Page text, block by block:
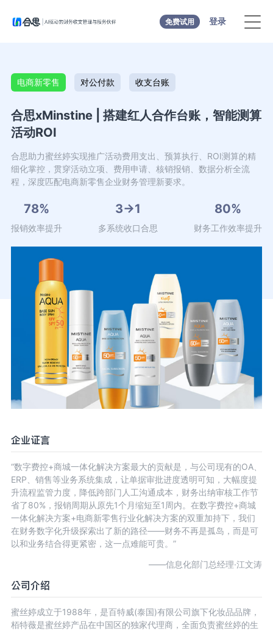
免费试用 登录
电商新零售 对公付款 收支台账
合思xMinstine | 搭建红人合作台账，智能测算
活动ROI
合思助力蜜丝婷实现推广活动费用支出、预算执行、ROI测算的精
细化掌控，贯穿活动立项、费用申请、核销报销、数据分析全流
程，深度匹配电商新零售企业财务管理新要求。
78%
报销效率提升
3→1
多系统收口合思
80%
财务工作效率提升
企业证言
“数字费控+商城一体化解决方案最大的贡献是，与公司现有的OA、
ERP、销售等业务系统集成，让单据审批进度透明可知，大幅度提
升流程监管力度，降低跨部门人工沟通成本，财务出纳审核工作节
省了80%，报销周期从原先1个月缩短至1周内。在数字费控+商城
一体化解决方案+电商新零售行业化解决方案的双重加持下，我们
在财务数字化升级探索出了新的路径——财务不再是孤岛，而是可
以和业务结合得更紧密，这一点难能可贵。”
——信息化部门总经理·江文涛
公司介绍
蜜丝婷成立于1988年，是百特威(泰国)有限公司旗下化妆品品牌，
栢特薇是蜜丝婷产品在中国区的独家代理商，全面负责蜜丝婷的生